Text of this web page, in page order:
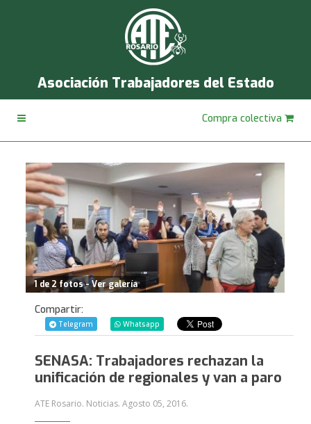
Asociación Trabajadores del Estado
Compra colectiva
1 de 2 fotos - Ver galería
Compartir:
Telegram Whatsapp
SENASA: Trabajadores rechazan la
unificación de regionales y van a paro
ATE Rosario. Noticias. Agosto 05, 2016.